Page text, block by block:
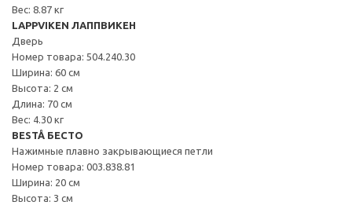
Вес: 8.87 кг
LAPPVIKEN ЛАППВИКЕН
Дверь
Номер товара: 504.240.30
Ширина: 60 см
Высота: 2 см
Длина: 70 см
Вес: 4.30 кг
BESTÅ БЕСТО
Нажимные плавно закрывающиеся петли
Номер товара: 003.838.81
Ширина: 20 см
Высота: 3 см